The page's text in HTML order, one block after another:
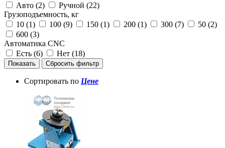
Авто (2) Ручной (22)
Грузоподъемность, кг
10 (1) 100 (9) 150 (1) 200 (1) 300 (7) 50 (2)
600 (3)
Автоматика CNC
Есть (6) Нет (18)
Сортировать по Цене